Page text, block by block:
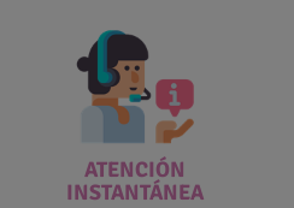
ATENCIÓN
INSTANTÁNEA